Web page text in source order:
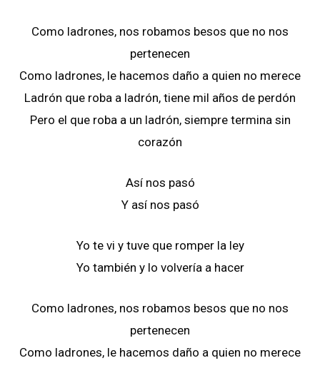
Como ladrones, nos robamos besos que no nos
pertenecen
Como ladrones, le hacemos daño a quien no merece
Ladrón que roba a ladrón, tiene mil años de perdón
Pero el que roba a un ladrón, siempre termina sin
corazón
Así nos pasó
Y así nos pasó
Yo te vi y tuve que romper la ley
Yo también y lo volvería a hacer
Como ladrones, nos robamos besos que no nos
pertenecen
Como ladrones, le hacemos daño a quien no merece